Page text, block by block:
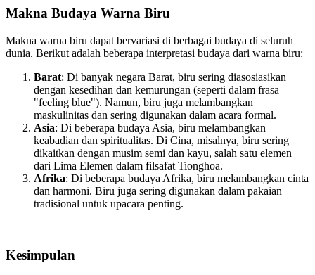
Makna Budaya Warna Biru
Makna warna biru dapat bervariasi di berbagai budaya di seluruh
dunia. Berikut adalah beberapa interpretasi budaya dari warna biru:
Barat: Di banyak negara Barat, biru sering diasosiasikan
dengan kesedihan dan kemurungan (seperti dalam frasa
"feeling blue"). Namun, biru juga melambangkan
maskulinitas dan sering digunakan dalam acara formal.
Asia: Di beberapa budaya Asia, biru melambangkan
keabadian dan spiritualitas. Di Cina, misalnya, biru sering
dikaitkan dengan musim semi dan kayu, salah satu elemen
dari Lima Elemen dalam filsafat Tionghoa.
Afrika: Di beberapa budaya Afrika, biru melambangkan cinta
dan harmoni. Biru juga sering digunakan dalam pakaian
tradisional untuk upacara penting.
Kesimpulan